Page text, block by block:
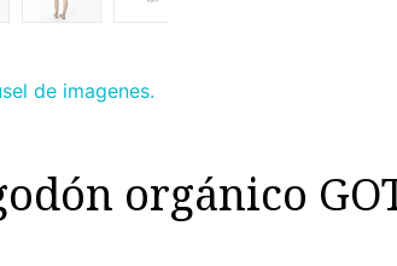
de imagenes.
orgánico